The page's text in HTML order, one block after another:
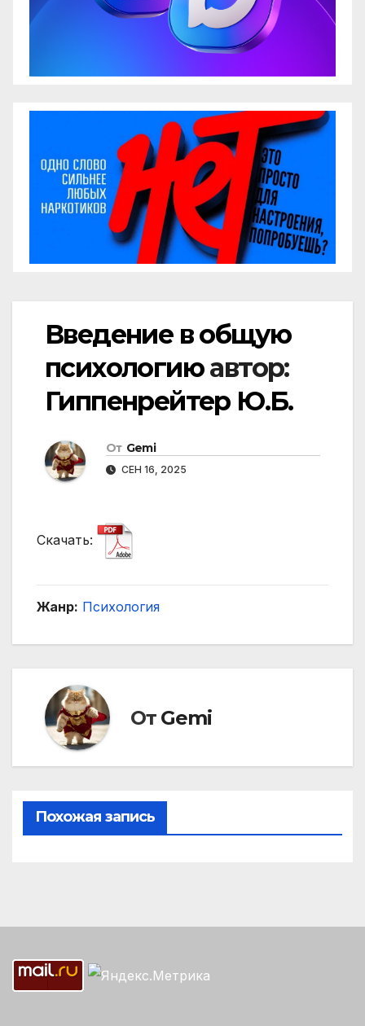
Введение в общую
психологиюавтор:
Гиппенрейтер Ю.Б.
От Gemi
СЕН 16, 2025
Скачать:
Жанр: Психология
От Gemi
Похожая запись